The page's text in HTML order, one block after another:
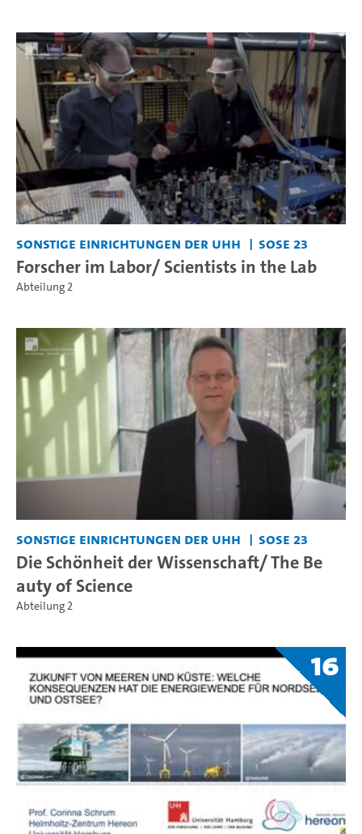
Sonstige Einrichtungen der UHH SoSe 23
Forscher im Labor/ Scientists in the Lab
Abteilung 2
Sonstige Einrichtungen der UHH SoSe 23
Die Schönheit der Wissenschaft/ The Be
auty of Science
Abteilung 2
16